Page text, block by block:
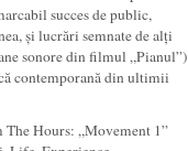
succes de public,
și lucrări semnate de alți
sonore din filmul „Pianul”)
contemporană din ultimii
Hours: „Movement 1”